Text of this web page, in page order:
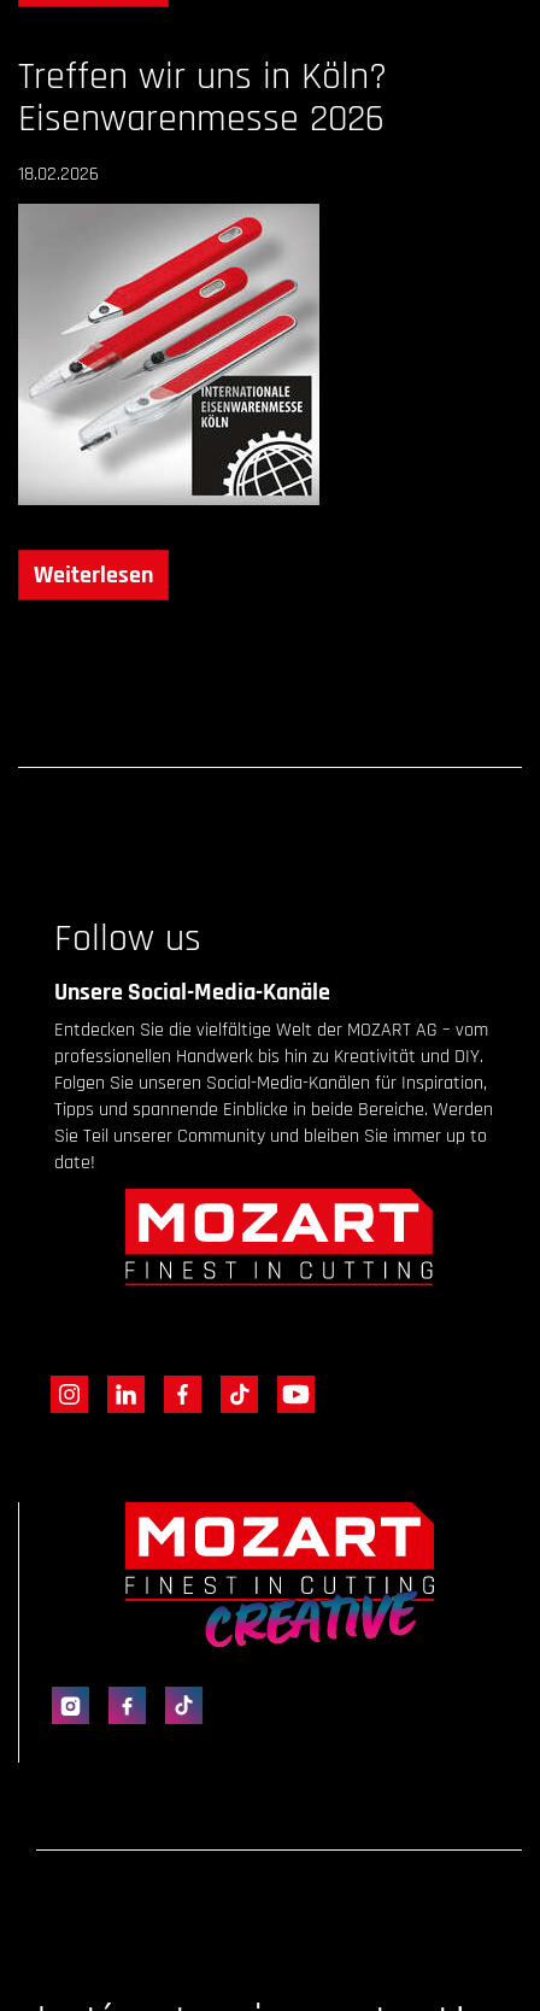
Treffen wir uns in Köln?
Eisenwarenmesse 2026
18.02.2026
Weiterlesen
Follow us
Unsere Social-Media-Kanäle
Entdecken Sie die vielfältige Welt der MOZART AG – vom
professionellen Handwerk bis hin zu Kreativität und DIY.
Folgen Sie unseren Social-Media-Kanälen für Inspiration,
Tipps und spannende Einblicke in beide Bereiche. Werden
Sie Teil unserer Community und bleiben Sie immer up to
date!